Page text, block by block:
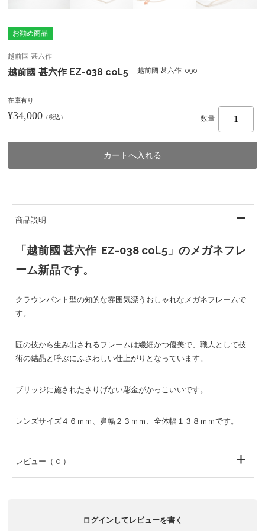
お勧め商品
越前国 甚六作
越前國 甚六作 EZ-038 col.5 越前國 甚六作-090
在庫有り
¥34,000 （税込） 数量
商品説明
「越前國 甚六作 EZ-038 col.5」のメガネフレ
ーム新品です。
クラウンパント型の知的な雰囲気漂うおしゃれなメガネフレームで
す。
匠の技から生み出されるフレームは繊細かつ優美で、職人として技
術の結晶と呼ぶにふさわしい仕上がりとなっています。
ブリッジに施されたさりげない彫金がかっこいいです。
レンズサイズ４６ｍｍ、鼻幅２３ｍｍ、全体幅１３８ｍｍです。
レビュー （ 0 ）
ログインしてレビューを書く